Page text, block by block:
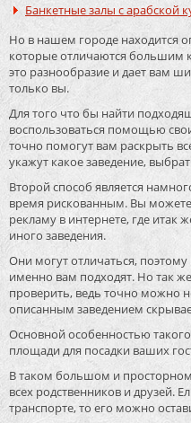
Банкетные залы с арабской
Но в нашем городе находится
которые отличаются большим
это разнообразие и дает вам
только вы.
Для того что бы найти
воспользоваться помощью
точно помогут вам раскрыть
укажут какое заведение,
Второй способ является
время рискованным. Вы
рекламу в интернете, где итак
иного заведения.
Они могут отличаться,
именно вам подходят. Но так
проверить, ведь точно можно
описанным заведением
Основной особенностью
площади для посадки ваших
В таком большом и
всех родственников и друзей.
транспорте, то его можно